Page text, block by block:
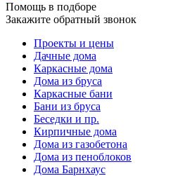
Помощь в подборе
Закажите обратный звонок
Проекты и цены
Дачные дома
Каркасные дома
Дома из бруса
Каркасные бани
Бани из бруса
Беседки и пр.
Кирпичные дома
Дома из газобетона
Дома из пеноблоков
Дома Барнхаус